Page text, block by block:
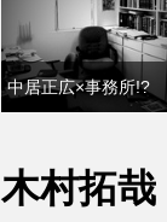
中居正広×事務所!?
木村拓哉